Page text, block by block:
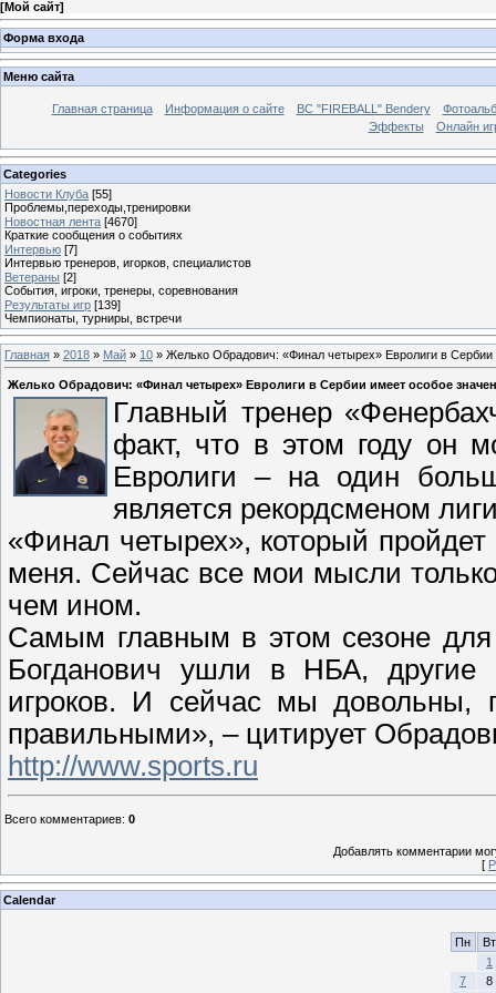
[Мой сайт]
Форма входа
Меню сайта
Главная страница Информация о сайте BC "FIREBALL" Bendery
Эффекты
Онлайн
Categories
Новости Клуба [55]
Проблемы,переходы,тренировки
Новостная лента [4670]
Краткие сообщения о событиях
Интервью [7]
Интервью тренеров, игорков, специалистов
Ветераны [2]
События, игроки, тренеры, соревнования
Результаты игр [139]
Чемпионаты, турниры, встречи
Главная » 2018 » Май » 10 » Желько Обрадович: «Финал четырех» Евролиги в
Желько Обрадович: «Финал четырех» Евролиги в Сербии имеет особое
Главный тренер
факт, что в этом году он
Евролиги – на один
является рекордсменом
«Финал четырех», который
меня. Сейчас все мои мысли
чем ином.
Самым главным в этом сезоне
Богданович ушли в НБА,
игроков. И сейчас мы довольны,
правильными», – цитирует
http://www.sports.ru
Всего комментариев: 0
Добавлять комментарии
[
Calendar
Пн
Вт
1
7
8